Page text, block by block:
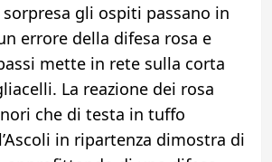
sorpresa gli ospiti passano in
errore della difesa rosa e
mette in rete sulla corta
La reazione dei rosa
che di testa in tuffo
in ripartenza dimostra di